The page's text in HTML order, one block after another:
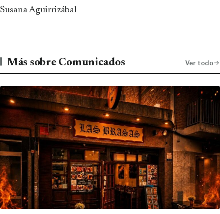
Susana Aguirrizábal
Más sobre Comunicados Ver todo